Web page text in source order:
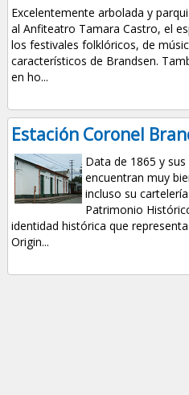
Excelentemente arbolada y
al Anfiteatro Tamara Castro, el
los festivales folklóricos, de
característicos de Brandsen.
en ho...
Estación Coronel
Data de 1865 y
encuentran muy
incluso su
Patrimonio
identidad histórica que
Origin...